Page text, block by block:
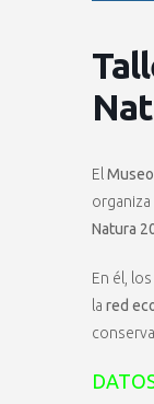
El
Natura
En él,
la red